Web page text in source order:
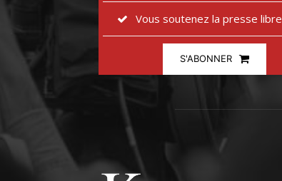
Vous soutenez la presse libre
S'ABONNER